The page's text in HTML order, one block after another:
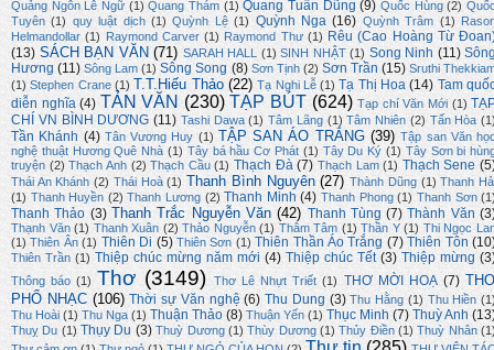
Quảng Ngôn Lê Ngữ (1) Quang Thám (1) Quang Tuấn Dũng (9) Quốc Hùng (2)
Tuyên (1) quy luật dịch (1) Quỳnh Lệ (1) Quỳnh Nga (16) Quỳnh Trâm (1)
Helmandollar (1) Raymond Carver (1) Raymond Thư (1) Rêu (Cao Hoàng Từ
(13) SÁCH BẠN VĂN (71) SARAH HALL (1) SINH NHẬT (1) Song Ninh (11)
Hương (11) Sông Lam (1) Sông Song (8) Sơn Tịnh (2) Sơn Trần (15) Sruthi
(1) Stephen Crane (1) T.T.Hiếu Thảo (22) Tạ Nghi Lễ (1) Tạ Thị Hoa (14) Tam
diễn nghĩa (4) TẢN VĂN (230) TẠP BÚT (624) Tạp chí Văn Mới (1)
CHÍ VN BÌNH DƯƠNG (11) Tashi Dawa (1) Tâm Lãng (1) Tâm Nhiên (2) Tấn Hòa
Tần Khánh (4) Tân Vương Huy (1) TẬP SAN ÁO TRẮNG (39) Tập san Văn
nghệ thuật Hương Quê Nhà (1) Tây bá hầu Cơ Phát (1) Tây Du Ký (1) Tây Sơn bi
truyện (2) Thạch Anh (2) Thạch Cầu (1) Thạch Đà (7) Thạch Lam (1) Thạch Sene
Thái An Khánh (2) Thái Hoà (1) Thanh Bình Nguyên (27) Thành Dũng (1) Thanh
(1) Thanh Huyền (2) Thanh Lương (2) Thanh Minh (4) Thanh Phong (1) Thanh Sơn
Thanh Thảo (3) Thanh Trắc Nguyễn Văn (42) Thanh Tùng (7) Thành Văn
Thạnh Văn (1) Thanh Xuân (2) Thảo Nguyễn (1) Thâm Tâm (1) Thần Y (1) Thi Ngọc
(1) Thiên Ân (1) Thiên Di (5) Thiên Sơn (1) Thiên Thần Áo Trắng (7) Thiên Tôn
Thiên Trần (1) Thiệp chúc mừng năm mới (4) Thiệp chúc Tết (3) Thiệp mừng
Thông báo (1) Thơ (3149) Thơ Lê Nhựt Triết (1) THƠ MỜI HOẠ (7)
PHỔ NHẠC (106) Thời sự Văn nghệ (6) Thu Dung (3) Thu Hằng (1) Thu Hiền
Thu Hoài (1) Thu Nga (1) Thuận Thảo (8) Thuận Yến (1) Thục Minh (7) Thuỳ Anh
Thuỵ Du (1) Thụy Du (3) Thuỳ Dương (1) Thùy Dương (1) Thủy Điền (1) Thuỳ Nhân